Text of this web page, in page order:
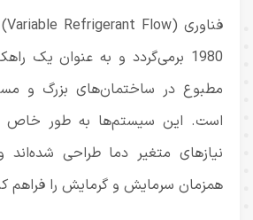
1980 برمی‌گردد و به عنوان یک
مطبوع در ساختمان‌های بزرگ و
است. این سیستم‌ها به طور خاص
نیازهای متغیر دما طراحی شده‌اند
همزمان سرمایش و گرمایش را فراهم